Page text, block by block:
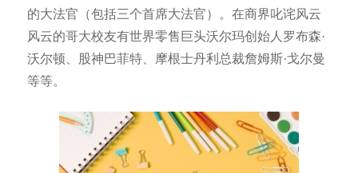
的大法官（包括三个首席大法官）。在商界叱诧风云
风云的哥大校友有世界零售巨头沃尔玛创始人罗布森·
沃尔顿、股神巴菲特、摩根士丹利总裁詹姆斯·戈尔曼
等等。